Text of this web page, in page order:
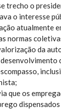
trecho o
o interesse
atualmente
normas
da
que os
dispensados